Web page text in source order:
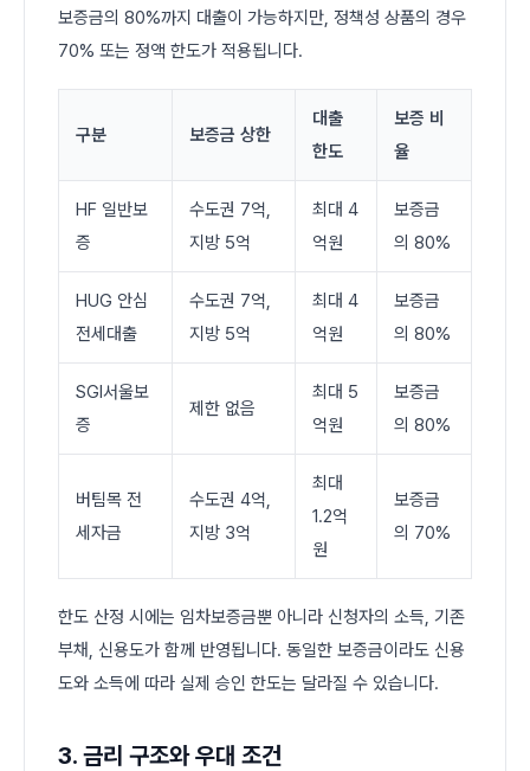
보증금의 80%까지 대출이 가능하지만, 정책성 상품의 경우
70% 또는 정액 한도가 적용됩니다.
구분 보증금 상한
대출
한도
보증 비
율
HF 일반보
증
수도권 7억,
지방 5억
최대 4
억원
보증금
의 80%
HUG 안심
전세대출
수도권 7억,
지방 5억
최대 4
억원
보증금
의 80%
SGI서울보
증
제한 없음
최대 5
억원
보증금
의 80%
버팀목 전
세자금
수도권 4억,
지방 3억
최대
1.2억
원
보증금
의 70%
한도 산정 시에는 임차보증금뿐 아니라 신청자의 소득, 기존
부채, 신용도가 함께 반영됩니다. 동일한 보증금이라도 신용
도와 소득에 따라 실제 승인 한도는 달라질 수 있습니다.
3. 금리 구조와 우대 조건